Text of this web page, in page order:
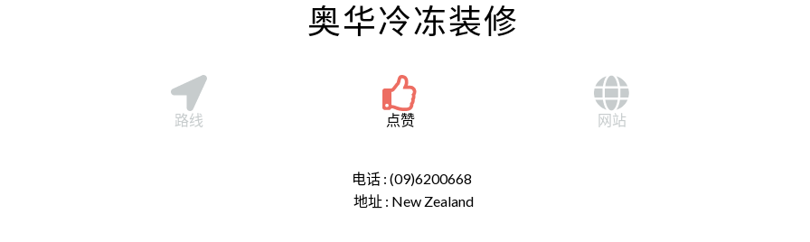
奥华冷冻装修
路线 点赞 网站
电话 : (09)6200668
地址 : New Zealand